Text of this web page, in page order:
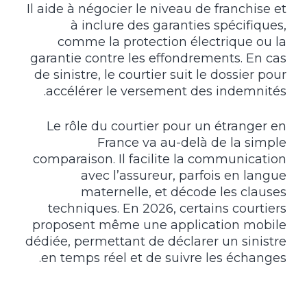
Il aide à négocier le niveau de franchise et
à inclure des garanties spécifiques,
comme la protection électrique ou la
garantie contre les effondrements. En cas
de sinistre, le courtier suit le dossier pour
accélérer le versement des indemnités.
Le rôle du courtier pour un étranger en
France va au-delà de la simple
comparaison. Il facilite la communication
avec l’assureur, parfois en langue
maternelle, et décode les clauses
techniques. En 2026, certains courtiers
proposent même une application mobile
dédiée, permettant de déclarer un sinistre
en temps réel et de suivre les échanges.